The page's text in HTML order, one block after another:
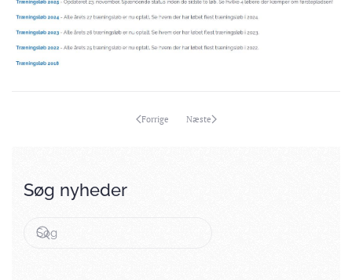
Forrige Næste
Søg nyheder